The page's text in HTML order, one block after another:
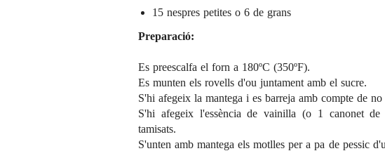
15 nespres petites o 6 de grans
Preparació:
Es preescalfa el forn a 180ºC (350ºF).
Es munten els rovells d'ou juntament amb el sucre.
S'hi afegeix la mantega i es barreja amb compte de
S'hi afegeix l'essència de vainilla (o 1 canonet
tamisats.
S'unten amb mantega els motlles per a pa de pessic